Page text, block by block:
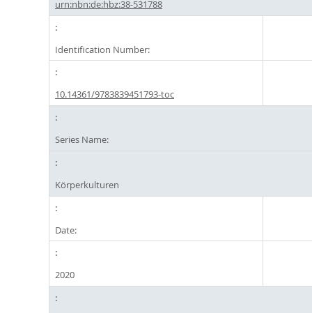
urn:nbn:de:hbz:38-531788
Identification Number:
10.14361/9783839451793-toc
Series Name:
Körperkulturen
Date:
2020